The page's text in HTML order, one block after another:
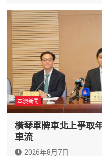
本澳新聞
橫琴單牌車北上爭取
車流
2026年8月7日